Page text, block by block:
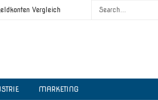
Vergleich
MARKETING